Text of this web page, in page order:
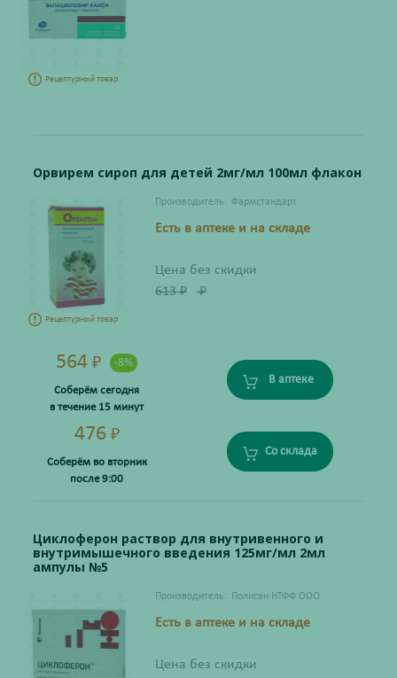
Рецептурный товар
Орвирем сироп для детей 2мг/мл 100мл флакон
Рецептурный товар
Производитель: Фармстандарт
Есть в аптеке и на складе
Цена без скидки
613₽ ₽
564 ₽ -8%
Соберём сегодня
в течение 15 минут
В аптеке
476 ₽
Соберём во вторник
после 9:00
Со склада
Циклоферон раствор для внутривенного и
внутримышечного введения 125мг/мл 2мл
ампулы №5
Производитель: Полисан НТФФ ООО
Есть в аптеке и на складе
Цена без скидки